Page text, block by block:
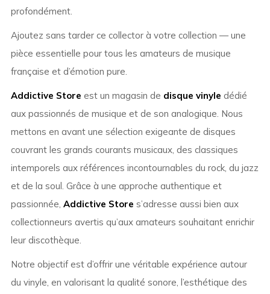
profondément.
Ajoutez sans tarder ce collector à votre collection — une
pièce essentielle pour tous les amateurs de musique
française et d’émotion pure.
Addictive Store est un magasin de disque vinyle dédié
aux passionnés de musique et de son analogique. Nous
mettons en avant une sélection exigeante de disques
couvrant les grands courants musicaux, des classiques
intemporels aux références incontournables du rock, du jazz
et de la soul. Grâce à une approche authentique et
passionnée, Addictive Store s’adresse aussi bien aux
collectionneurs avertis qu’aux amateurs souhaitant enrichir
leur discothèque.
Notre objectif est d’offrir une véritable expérience autour
du vinyle, en valorisant la qualité sonore, l’esthétique des